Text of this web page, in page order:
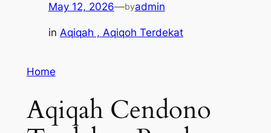
May 12, 2026—byadmin
in Aqiqah , Aqiqoh Terdekat
Home
Aqiqah Cendono